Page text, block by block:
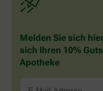
Melden Sie sich
sich Ihren 10%
Apotheke